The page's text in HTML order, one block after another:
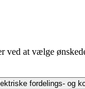
ved at vælge
fordelings- og